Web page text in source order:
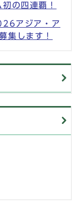
の四連覇！
アジア・ア
集します！